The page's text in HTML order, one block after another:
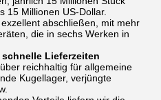
15 Millionen US-Dollar.
abschließen, mit mehr
die in sechs Werken in
Lieferzeiten
reichhaltig für allgemeine
Kugellager, verjüngte